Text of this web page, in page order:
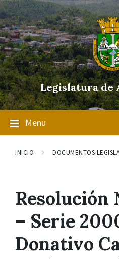
Skip
to
content
Skip
to
main
navigation
Skip
to
footer
Legislatura de
Menu
INICIO DOCUMENTOS
Resolución
– Serie
Donativo